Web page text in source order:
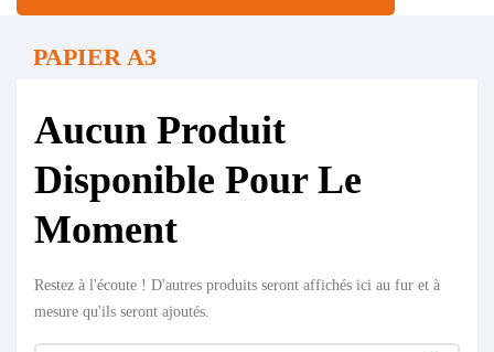
PAPIER A3
Aucun Produit
Disponible Pour Le
Moment
Restez à l'écoute ! D'autres produits seront affichés ici au fur et à
mesure qu'ils seront ajoutés.